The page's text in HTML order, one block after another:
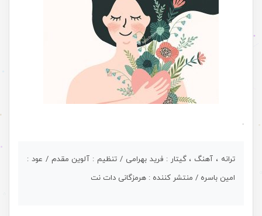
.
ترانه ، آهنگ ، گیتار : فرید بهرامی / تنظیم : آلوین مقدم / عود :
امین باسره / منتشر کننده : هرمزگانی دات نت